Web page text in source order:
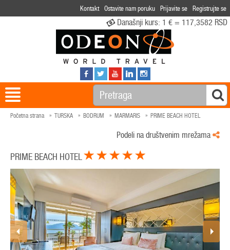
Kontakt Ostavite nam poruku Prijavite se Registrujte se
Današnji kurs: 1 € = 117,3582 RSD
Početna strana TURSKA BODRUM MARMARIS PRIME BEACH HOTEL
Podeli na društvenim mrežama
PRIME BEACH HOTEL